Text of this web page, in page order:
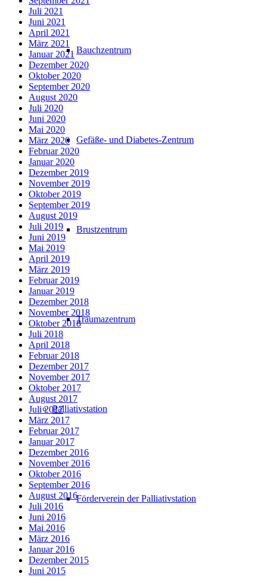
Bauchzentrum
Gefäße- und Diabetes-Zentrum
Brustzentrum
Traumazentrum
Palliativstation
Förderverein der Palliativstation
Juli 2021
Juni 2021
April 2021
März 2021
Januar 2021
Dezember 2020
Oktober 2020
September 2020
August 2020
Juli 2020
Juni 2020
Mai 2020
März 2020
Februar 2020
Januar 2020
Dezember 2019
November 2019
Oktober 2019
September 2019
August 2019
Juli 2019
Juni 2019
Mai 2019
April 2019
März 2019
Februar 2019
Januar 2019
Dezember 2018
November 2018
Oktober 2018
Juli 2018
April 2018
Februar 2018
Dezember 2017
November 2017
Oktober 2017
August 2017
Juli 2017
März 2017
Februar 2017
Januar 2017
Dezember 2016
November 2016
Oktober 2016
September 2016
August 2016
Juli 2016
Juni 2016
Mai 2016
März 2016
Januar 2016
Dezember 2015
Juni 2015